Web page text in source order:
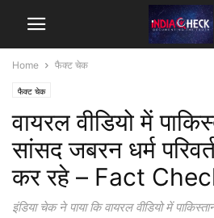
Home फैक्ट चेक
फैक्ट चेक
वायरल वीडियो में
सांसद जबरन धर्म
कर रहे – Fact
इंडिया चेक ने पाया कि वायरल वीडियो में